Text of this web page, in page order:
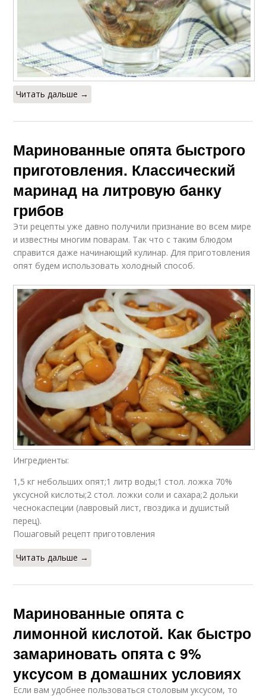
Читать дальше →
Маринованные опята быстрого
приготовления. Классический
маринад на литровую банку
грибов
Эти рецепты уже давно получили признание во всем мире
и известны многим поварам. Так что с таким блюдом
справится даже начинающий кулинар. Для приготовления
опят будем использовать холодный способ.
Ингредиенты:
1,5 кг небольших опят;1 литр воды;1 стол. ложка 70%
уксусной кислоты;2 стол. ложки соли и сахара;2 дольки
чеснокаспеции (лавровый лист, гвоздика и душистый
перец).
Пошаговый рецепт приготовления
Читать дальше →
Маринованные опята с
лимонной кислотой. Как быстро
замариновать опята с 9%
уксусом в домашних условиях
Если вам удобнее пользоваться столовым уксусом, то